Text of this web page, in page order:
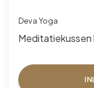
Deva Yoga